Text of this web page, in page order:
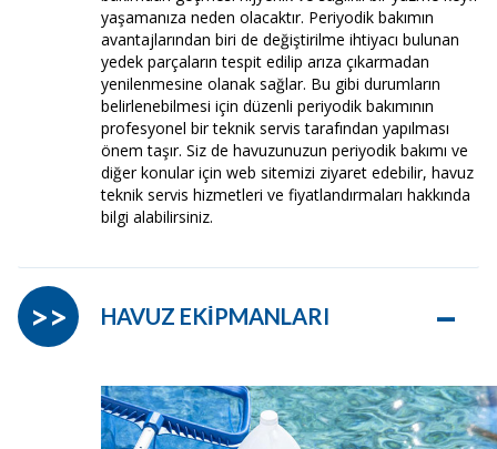
yaşamanıza neden olacaktır. Periyodik bakımın
avantajlarından biri de değiştirilme ihtiyacı bulunan
yedek parçaların tespit edilip arıza çıkarmadan
yenilenmesine olanak sağlar. Bu gibi durumların
belirlenebilmesi için düzenli periyodik bakımının
profesyonel bir teknik servis tarafından yapılması
önem taşır. Siz de havuzunuzun periyodik bakımı ve
diğer konular için web sitemizi ziyaret edebilir, havuz
teknik servis hizmetleri ve fiyatlandırmaları hakkında
bilgi alabilirsiniz.
HAVUZ EKİPMANLARI –
>>